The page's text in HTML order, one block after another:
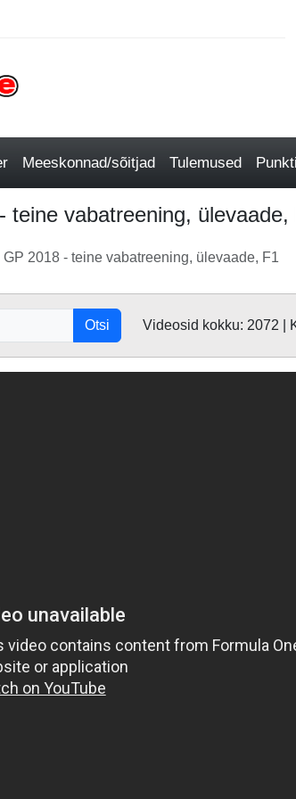
Meeskonnad/sõitjad Tulemused
teine vabatreening,
2018 - teine vabatreening, ülevaade, F1
Otsi Videosid kokku: 2072 |